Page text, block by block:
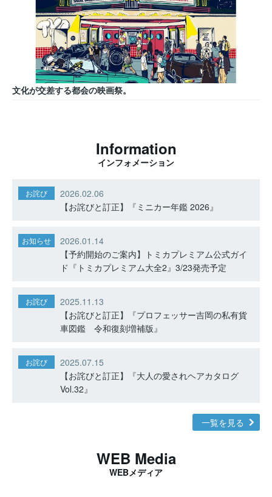
文化が交差する都会の映画祭。
Information
インフォメーション
お詫び
2026.02.06
【お詫びと訂正】『ミニカー年鑑 2026』
お知らせ
2026.01.14
【予約開始のご案内】トミカプレミアム公式ガイ
ド『トミカプレミアム大全2』3/23発売予定
お詫び
2025.11.13
【お詫びと訂正】『プロフェッサー吉岡の私有貨
車図鑑 令和復刻増補版』
お詫び
2025.07.15
【お詫びと訂正】『大人の愛されヘアカタログ
Vol.32』
一覧を見る
WEB Media
WEBメディア